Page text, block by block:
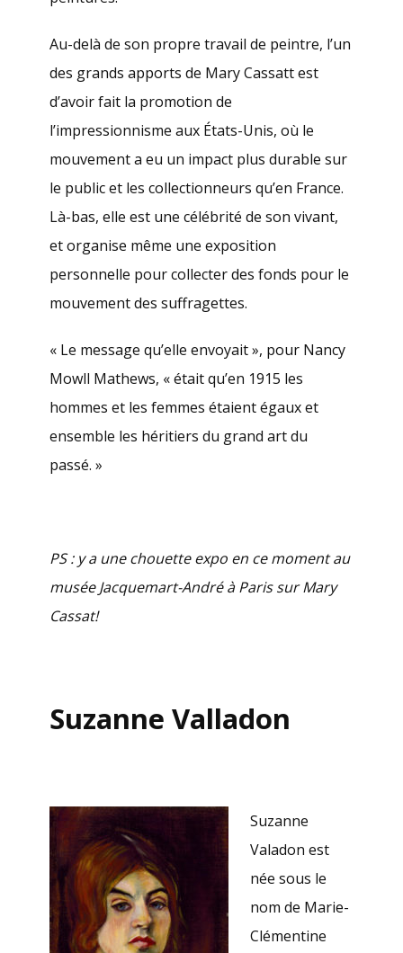
Au-delà de son propre travail de peintre, l’un
des grands apports de Mary Cassatt est
d’avoir fait la promotion de
l’impressionnisme aux États-Unis, où le
mouvement a eu un impact plus durable sur
le public et les collectionneurs qu’en France.
Là-bas, elle est une célébrité de son vivant,
et organise même une exposition
personnelle pour collecter des fonds pour le
mouvement des suffragettes.
« Le message qu’elle envoyait », pour Nancy
Mowll Mathews, « était qu’en 1915 les
hommes et les femmes étaient égaux et
ensemble les héritiers du grand art du
passé. »
PS : y a une chouette expo en ce moment au
musée Jacquemart-André à Paris sur Mary
Cassat!
Suzanne Valladon
Suzanne
Valadon est
née sous le
nom de Marie-
Clémentine